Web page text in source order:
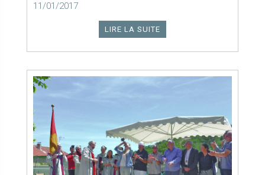
11/01/2017
LIRE LA SUITE